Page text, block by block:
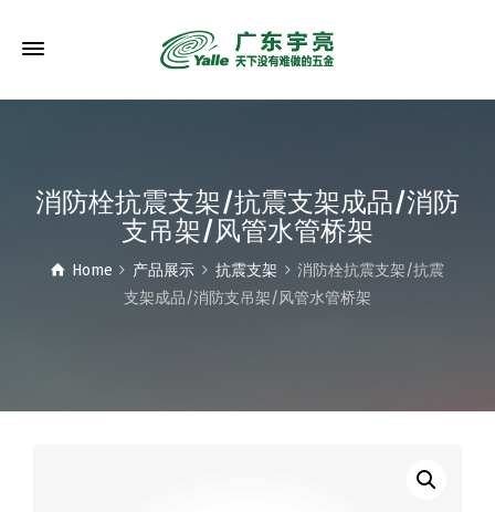
消防栓抗震支架/抗震支架成品/消防
支吊架/风管水管桥架
Home 产品展示 抗震支架
消防栓抗震支架/抗震
支架成品/消防支吊架/风管水管桥架